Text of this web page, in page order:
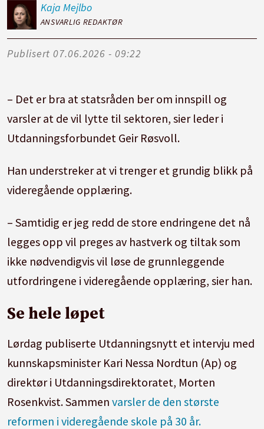
Kaja Mejlbo
ANSVARLIG REDAKTØR
Publisert 07.06.2026 - 09:22
– Det er bra at statsråden ber om innspill og
varsler at de vil lytte til sektoren, sier leder i
Utdanningsforbundet Geir Røsvoll.
Han understreker at vi trenger et grundig blikk på
videregående opplæring.
– Samtidig er jeg redd de store endringene det nå
legges opp vil preges av hastverk og tiltak som
ikke nødvendigvis vil løse de grunnleggende
utfordringene i videregående opplæring, sier han.
Se hele løpet
Lørdag publiserte Utdanningsnytt et intervju med
kunnskapsminister Kari Nessa Nordtun (Ap) og
direktør i Utdanningsdirektoratet, Morten
Rosenkvist. Sammenvarsler de den største
reformen i videregående skole på 30 år.